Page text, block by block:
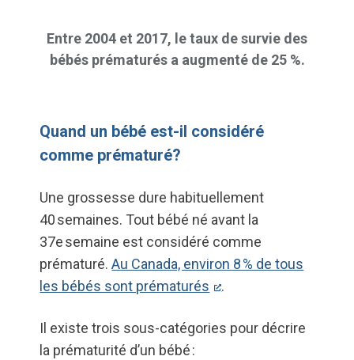
Entre 2004 et 2017, le taux de survie des
bébés prématurés a augmenté de 25 %.
Quand un bébé est-il considéré
comme prématuré?
Une grossesse dure habituellement
40 semaines. Tout bébé né avant la
37e semaine est considéré comme
prématuré.Au Canada, environ 8 % de tous
les bébés sont prématurés
.
Il existe trois sous-catégories pour décrire
la prématurité d’un bébé :